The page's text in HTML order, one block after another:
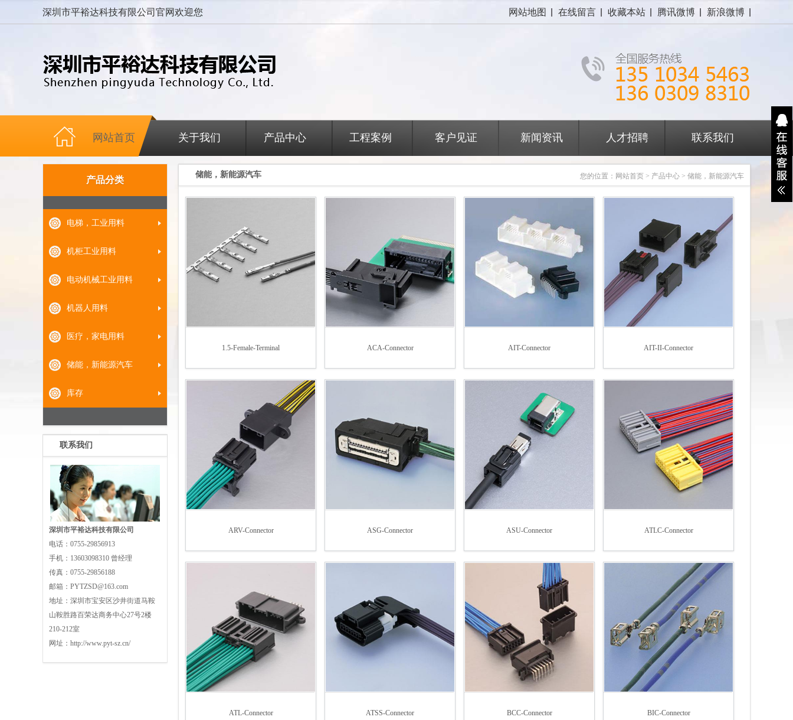
深圳市平裕达科技有限公司官网欢迎您 新浪微博
腾讯微博
收藏本站
在线留言
网站地图
网站首页 关于我们 产品中心 工程案例 客户见证 新闻资讯 人才招聘 联系我们
产品分类
电梯，工业用料
机柜工业用料
电动机械工业用料
机器人用料
医疗，家电用料
储能，新能源汽车
库存
联系我们
深圳市平裕达科技有限公司
电话： 0755-29856913
手机： 13603098310 曾经理
传真： 0755-29856188
邮箱： PYTZSD@163.com
地址： 深圳市宝安区沙井街道马鞍
山鞍胜路百荣达商务中心27号2楼
210-212室
网址： http://www.pyt-sz.cn/
您的位置： 网站首页 > 产品中心 > 储能，新能源汽车
储能，新能源汽车
1.5-Female-Terminal ACA-Connector AIT-Connector AIT-II-Connector
ARV-Connector ASG-Connector ASU-Connector ATLC-Connector
ATL-Connector ATSS-Connector BCC-Connector BIC-Connector